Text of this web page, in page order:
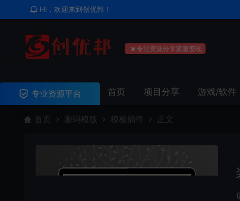
HI，欢迎来到创优邦！
专注资源分享流量变现
专业资源平台 首页 项目分享 游戏/软件
首页 源码模版 模板插件 正文